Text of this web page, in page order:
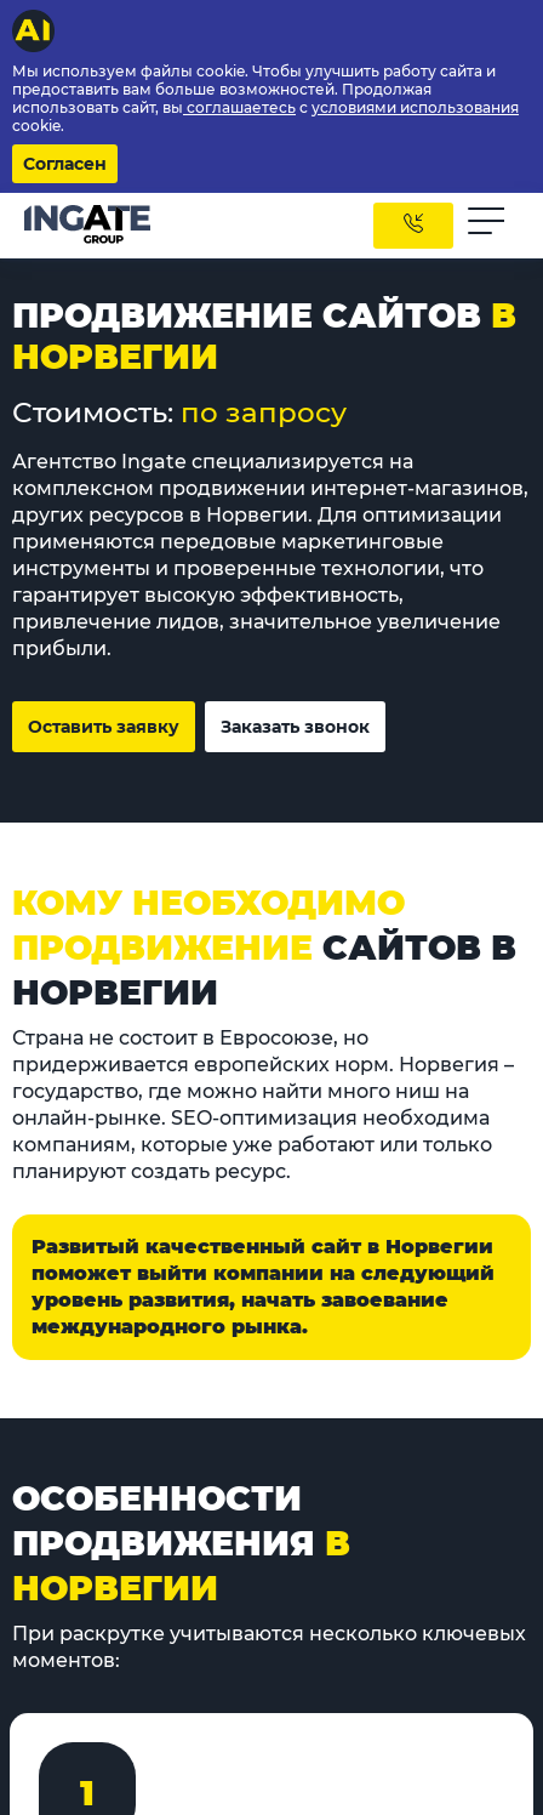
Мы используем файлы cookie. Чтобы улучшить работу сайта и
предоставить вам больше возможностей. Продолжая
использовать сайт, вы соглашаетесь с условиями использования
cookie.
Согласен
ПРОДВИЖЕНИЕ САЙТОВ В
НОРВЕГИИ
Стоимость: по запросу
Агентство Ingate специализируется на
комплексном продвижении интернет-магазинов,
других ресурсов в Норвегии. Для оптимизации
применяются передовые маркетинговые
инструменты и проверенные технологии, что
гарантирует высокую эффективность,
привлечение лидов, значительное увеличение
прибыли.
Оставить заявку Заказать звонок
КОМУ НЕОБХОДИМО
ПРОДВИЖЕНИЕ САЙТОВ В
НОРВЕГИИ
Страна не состоит в Евросоюзе, но
придерживается европейских норм. Норвегия –
государство, где можно найти много ниш на
онлайн-рынке. SEO-оптимизация необходима
компаниям, которые уже работают или только
планируют создать ресурс.
Развитый качественный сайт в Норвегии
поможет выйти компании на следующий
уровень развития, начать завоевание
международного рынка.
ОСОБЕННОСТИ
ПРОДВИЖЕНИЯ В
НОРВЕГИИ
При раскрутке учитываются несколько ключевых
моментов:
1